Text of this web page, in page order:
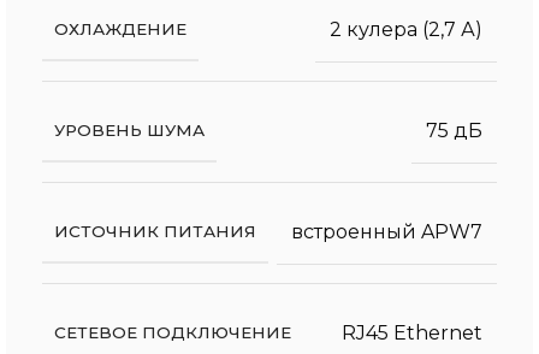
ОХЛАЖДЕНИЕ 2 кулера (2,7 А)
УРОВЕНЬ ШУМА 75 дБ
ИСТОЧНИК ПИТАНИЯ встроенный APW7
СЕТЕВОЕ ПОДКЛЮЧЕНИЕ RJ45 Ethernet